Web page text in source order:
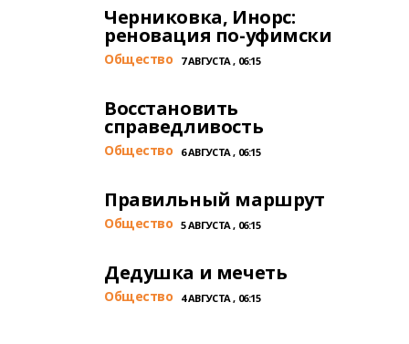
Черниковка, Инорс:
реновация по-уфимски
Общество 7 АВГУСТА , 06:15
Восстановить
справедливость
Общество 6 АВГУСТА , 06:15
Правильный маршрут
Общество 5 АВГУСТА , 06:15
Дедушка и мечеть
Общество 4 АВГУСТА , 06:15